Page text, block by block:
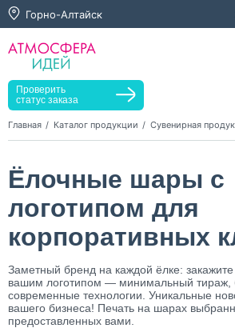
Горно-Алтайск
Проверить
статус заказа
Главная Каталог продукции Сувенирная
Ёлочные шары с
логотипом для
корпоративных
Заметный бренд на каждой ёлке:
вашим логотипом — минимальный тираж,
современные технологии. Уникальные
вашего бизнеса! Печать на шарах
предоставленных вами.
Заказать
Оставьте заявку, мы свяжемся с
Заказать
обработку персональных данных и
конфиденциальности
Нажимая на кнопку, я даю согласие на
информационных и рекламных рассылок
заявку